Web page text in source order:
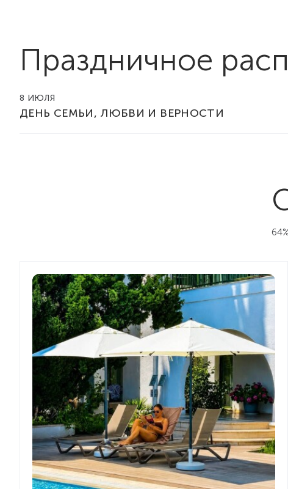
Праздничное
8 ИЮЛЯ
ДЕНЬ СЕМЬИ, ЛЮБВИ И ВЕРНОСТИ
13:00 — «ВСЕ В КАДРЕ» (фото-квест по территории
Сбор у центральной сцены | Для всех возрастов
15:00 — «Символ праздника» — творческий мастер-
Площадка возле 5 виллы | Для всех возрастов
15:00 — «Сундучок традиций» — квест по
Сбор у центральной сцены | Для всех возрастов
20:30 — Семейная цирковая программа
Центральная сцена | Для всех возрастов